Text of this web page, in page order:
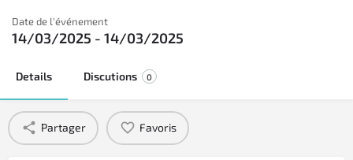
Date de l'événement
14/03/2025 - 14/03/2025
Details Discutions 0
Partager Favoris